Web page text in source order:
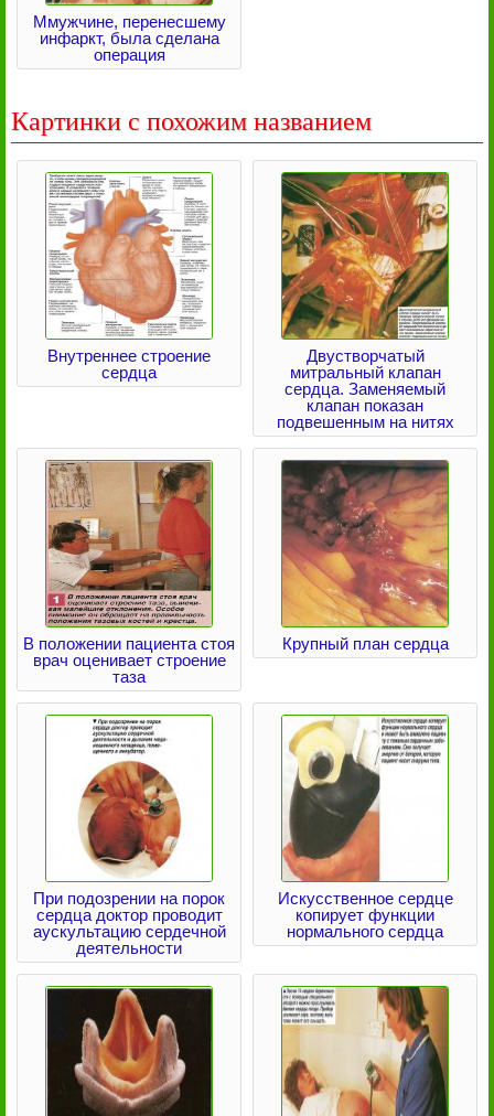
Ммужчине, перенесшему
инфаркт, была сделана
операция
Картинки с похожим названием
Внутреннее строение
сердца
Двустворчатый
митральный клапан
сердца. Заменяемый
клапан показан
подвешенным на нитях
В положении пациента стоя
врач оценивает строение
таза
Крупный план сердца
При подозрении на порок
сердца доктор проводит
аускультацию сердечной
деятельности
Искусственное сердце
копирует функции
нормального сердца